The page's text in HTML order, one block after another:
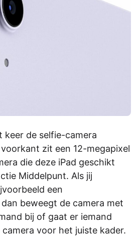
keer de selfie-camera
zit een 12-megapixel
die deze iPad geschikt
Middelpunt. Als jij
een
beweegt de camera met
bij of gaat er iemand
voor het juiste kader.